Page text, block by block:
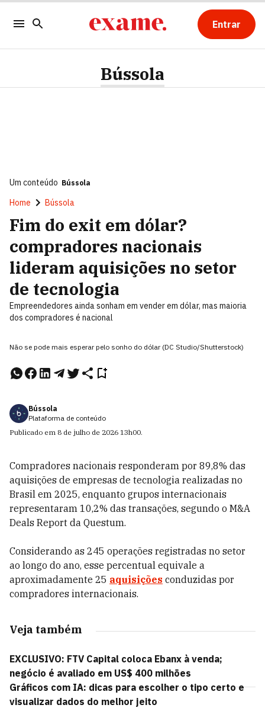
Entrar
Bússola
Um conteúdo Bússola
Home Bússola
Fim do exit em dólar?
compradores nacionais
lideram aquisições no setor
de tecnologia
Empreendedores ainda sonham em vender em dólar, mas maioria
dos compradores é nacional
Não se pode mais esperar pelo sonho do dólar (DC Studio/Shutterstock)
Bússola
Plataforma de conteúdo
Publicado em 8 de julho de 2026 13h00.
Compradores nacionais responderam por 89,8% das
aquisições de empresas de tecnologia realizadas no
Brasil em 2025, enquanto grupos internacionais
representaram 10,2% das transações, segundo o M&A
Deals Report da Questum.
Considerando as 245 operações registradas no setor
ao longo do ano, esse percentual equivale a
aproximadamente 25 aquisições conduzidas por
compradores internacionais.
Veja também
EXCLUSIVO: FTV Capital coloca Ebanx à venda;
negócio é avaliado em US$ 400 milhões
Gráficos com IA: dicas para escolher o tipo certo e
visualizar dados do melhor jeito